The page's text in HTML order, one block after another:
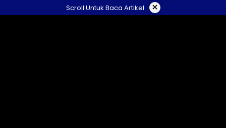
to
Scroll Untuk Baca Artikel ×